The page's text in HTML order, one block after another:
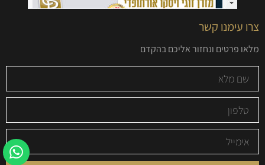
צרו עימנו קשר
מלאו פרטים ונחזור אליכם בהקדם